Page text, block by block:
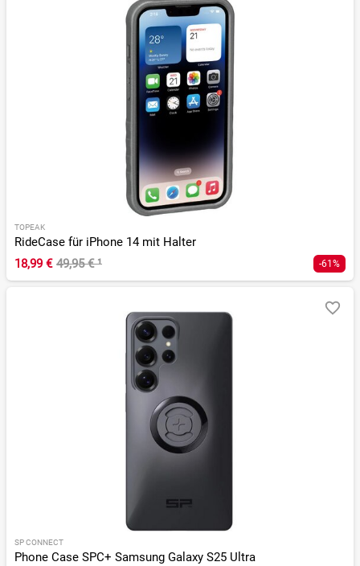
TOPEAK
RideCase für iPhone 14 mit Halter
18,99 € 49,95 €¹ -61%
SP CONNECT
Phone Case SPC+ Samsung Galaxy S25 Ultra